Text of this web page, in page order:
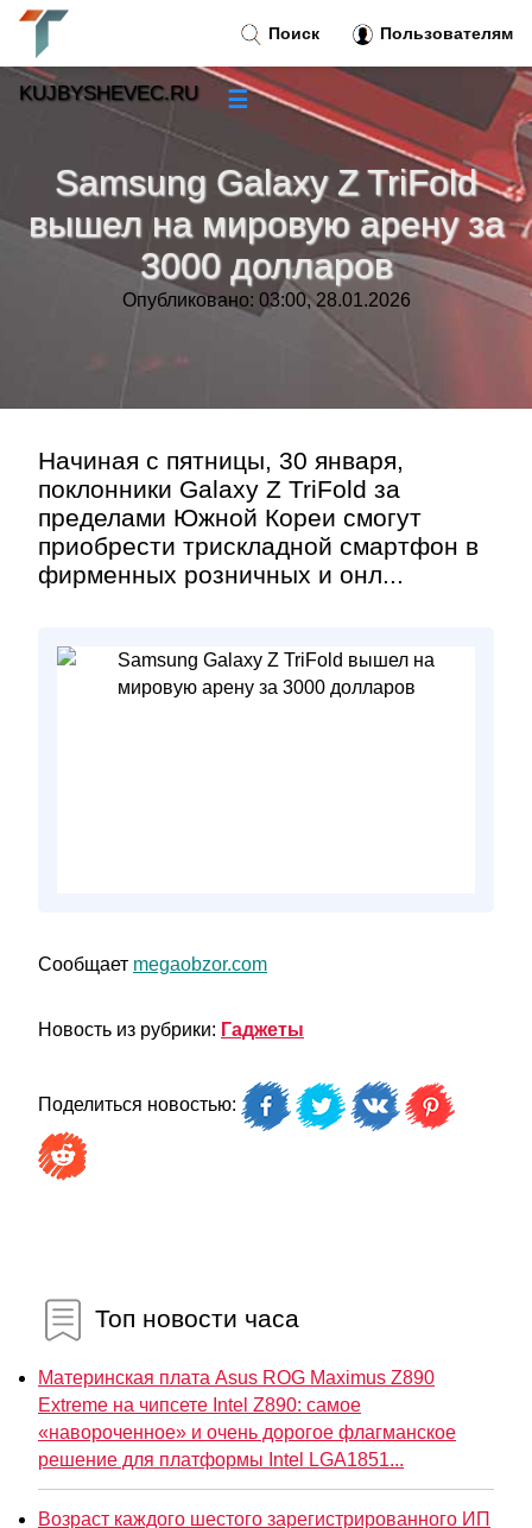
Samsung Galaxy Z TriFold
вышел на мировую арену за
3000 долларов
Опубликовано: 03:00, 28.01.2026
Начиная с пятницы, 30 января,
поклонники Galaxy Z TriFold за
пределами Южной Кореи смогут
приобрести трискладной смартфон в
фирменных розничных и онл...
Сообщает megaobzor.com
Новость из рубрики: Гаджеты
Поделиться новостью:
Топ новости часа
Материнская плата Asus ROG Maximus Z890
Extreme на чипсете Intel Z890: самое
«навороченное» и очень дорогое флагманское
решение для платформы Intel LGA1851...
Возраст каждого шестого зарегистрированного ИП
Поиск Пользователям
KUJBYSHEVEC.RU ☰
Новости»
Тренды новостей»
Рубрики»
Контакт»